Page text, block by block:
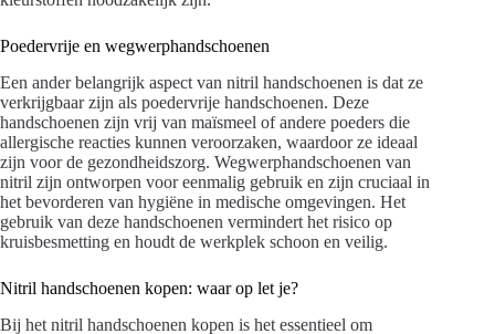
Poedervrije en wegwerphandschoenen
Een ander belangrijk aspect van nitril handschoenen is dat ze
verkrijgbaar zijn als poedervrije handschoenen. Deze
handschoenen zijn vrij van maïsmeel of andere poeders die
allergische reacties kunnen veroorzaken, waardoor ze ideaal
zijn voor de gezondheidszorg. Wegwerphandschoenen van
nitril zijn ontworpen voor eenmalig gebruik en zijn cruciaal in
het bevorderen van hygiëne in medische omgevingen. Het
gebruik van deze handschoenen vermindert het risico op
kruisbesmetting en houdt de werkplek schoon en veilig.
Nitril handschoenen kopen: waar op let je?
Bij het nitril handschoenen kopen is het essentieel om